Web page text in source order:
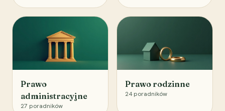
Prawo
administracyjne
27 poradników
Prawo rodzinne
24 poradników